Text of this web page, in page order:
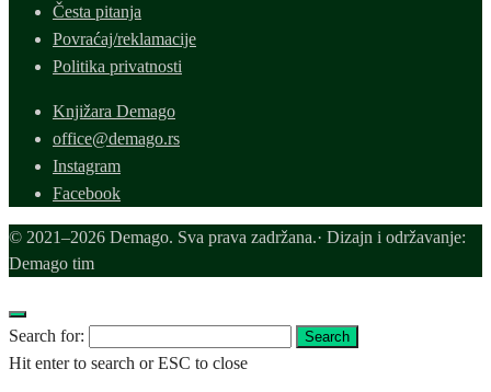
Česta pitanja
Povraćaj/reklamacije
Politika privatnosti
Knjižara Demago
office@demago.rs
Instagram
Facebook
© 2021–2026 Demago. Sva prava zadržana.· Dizajn i održavanje:
Demago tim
Search for: Search
Hit enter to search or ESC to close